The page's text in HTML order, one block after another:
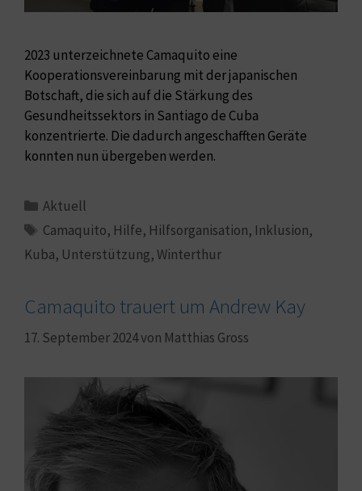
2023 unterzeichnete Camaquito eine
Kooperationsvereinbarung mit der japanischen
Botschaft, die sich auf die Stärkung des
Gesundheitssektors in Santiago de Cuba
konzentrierte. Die dadurch angeschafften Geräte
konnten nun übergeben werden.
Aktuell
Camaquito, Hilfe, Hilfsorganisation, Inklusion,
Kuba, Unterstützung,Winterthur
Camaquito trauert um Andrew Kay
17. September 2024von Matthias Gross